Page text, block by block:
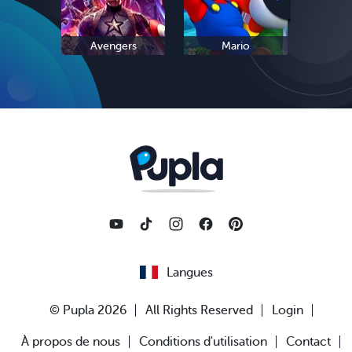
Avengers Mario
Langues
© Pupla 2026 All Rights Reserved Login
À propos de nous Conditions d'utilisation Contact